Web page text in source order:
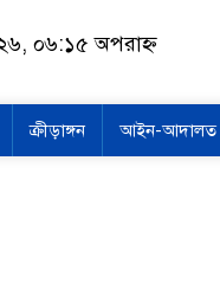
০৬:১৫ অপরাহ্ন
ক্রীড়াঙ্গন আইন-আদালত